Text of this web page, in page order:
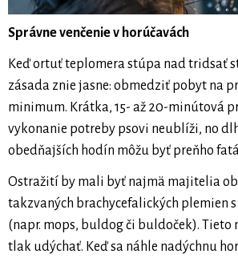
Správne venčenie v horúčavách
Keď ortuť teplomera stúpa nad tridsať
zásada znie jasne: obmedziť pobyt na
minimum. Krátka, 15- až 20-minútová
vykonanie potreby psovi neublíži, no
obedňajších hodín môžu byť preňho
Ostražití by mali byť najmä majitelia
takzvaných brachycefalických plemien
(napr. mops, buldog či buldoček).
tlak udýchať. Keď sa náhle nadýchnu